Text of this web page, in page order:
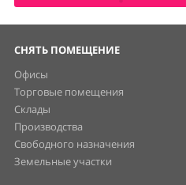
СНЯТЬ ПОМЕЩЕНИЕ
Офисы
Торговые помещения
Склады
Производства
Свободного назначения
Земельные участки